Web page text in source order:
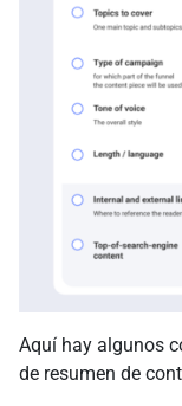
Aquí hay algunos
de resumen de